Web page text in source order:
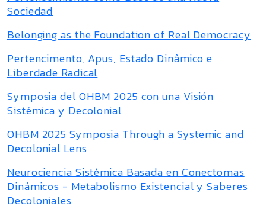
Sociedad
Belonging as the Foundation of Real Democracy
Pertencimento, Apus, Estado Dinâmico e
Liberdade Radical
Symposia del OHBM 2025 con una Visión
Sistémica y Decolonial
OHBM 2025 Symposia Through a Systemic and
Decolonial Lens
Neurociencia Sistémica Basada en Conectomas
Dinámicos - Metabolismo Existencial y Saberes
Decoloniales